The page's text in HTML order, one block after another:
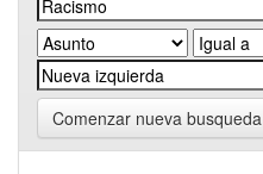
Comenzar nueva busqueda